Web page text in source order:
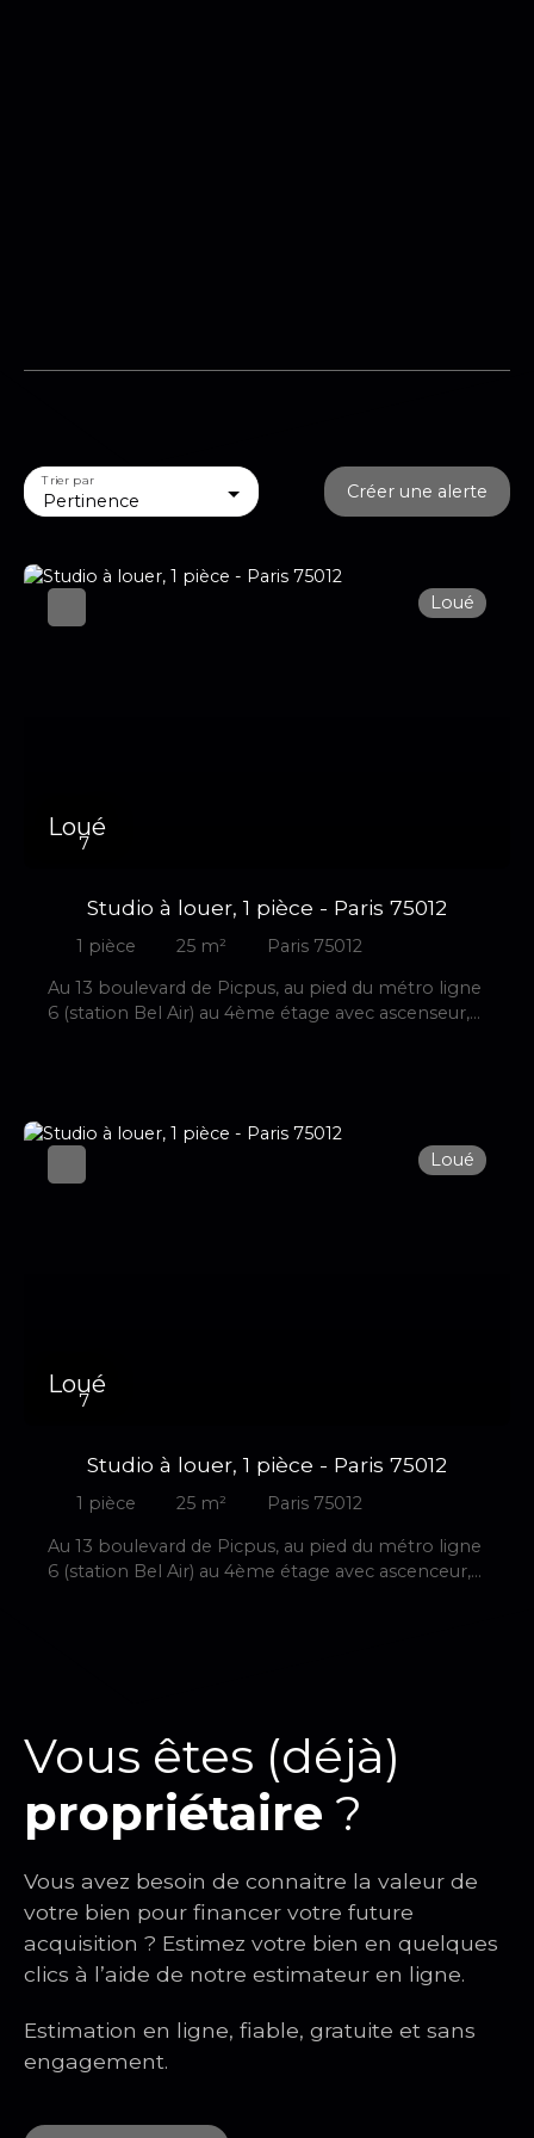
Pertinence
Trier par Créer une alerte
Loué
Loué
7
Studio à louer, 1 pièce - Paris 75012
1 pièce 25 m²
Paris 75012
Au 13 boulevard de Picpus, au pied du métro ligne
6 (station Bel Air) au 4ème étage avec ascenseur,
une Garantie Loyer Impayés, un dossier de
location complet et correspondant aux critères
sera exigé avant d'envisager une visite.
Loué
Loué
7
Studio à louer, 1 pièce - Paris 75012
1 pièce 25 m²
Paris 75012
Au 13 boulevard de Picpus, au pied du métro ligne
6 (station Bel Air) au 4ème étage avec ascenceur,
correspondant aux critères sera exigé avant
d'envisager une visite.
Vous êtes (déjà)
propriétaire ?
Vous avez besoin de connaitre la valeur de
votre bien pour financer votre future
acquisition ? Estimez votre bien en quelques
clics à l’aide de notre estimateur en ligne.
Estimation en ligne, fiable, gratuite et sans
engagement.